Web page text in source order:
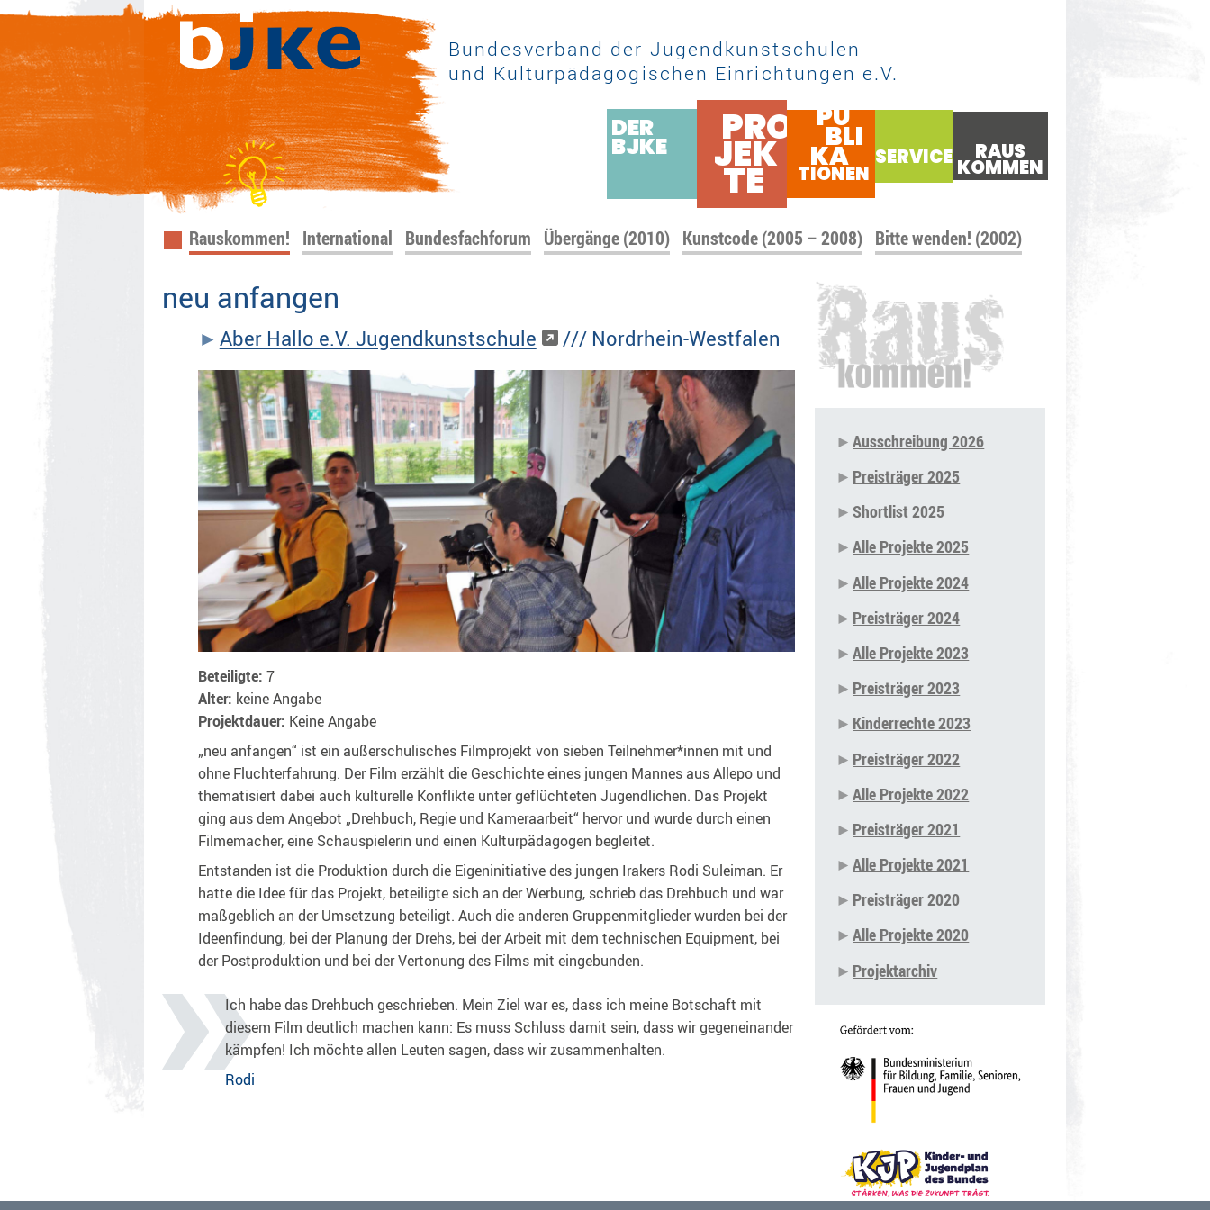
Bundesverband der Jugendkunstschulen
und Kulturpädagogischen Einrichtungen e.V.
DER
BJKE PRO
JEK
TE
PU
BLI
KA
TIONEN
SERVICE RAUS
KOMMEN
Navigation
Rauskommen! International Bundesfachforum Übergänge (2010) Kunstcode (2005 – 2008) Bitte wenden! (2002)
neu anfangen
Aber Hallo e.V. Jugendkunstschule /// Nordrhein-Westfalen
Beteiligte: 7
Alter: keine Angabe
Projektdauer: Keine Angabe
„neu anfangen“ ist ein außerschulisches Filmprojekt von sieben Teilnehmer*innen mit und
ohne Fluchterfahrung. Der Film erzählt die Geschichte eines jungen Mannes aus Allepo und
thematisiert dabei auch kulturelle Konflikte unter geflüchteten Jugendlichen. Das Projekt
ging aus dem Angebot „Drehbuch, Regie und Kameraarbeit“ hervor und wurde durch einen
Filmemacher, eine Schauspielerin und einen Kulturpädagogen begleitet.
Entstanden ist die Produktion durch die Eigeninitiative des jungen Irakers Rodi Suleiman. Er
hatte die Idee für das Projekt, beteiligte sich an der Werbung, schrieb das Drehbuch und war
maßgeblich an der Umsetzung beteiligt. Auch die anderen Gruppenmitglieder wurden bei der
Ideenfindung, bei der Planung der Drehs, bei der Arbeit mit dem technischen Equipment, bei
der Postproduktion und bei der Vertonung des Films mit eingebunden.
Ich habe das Drehbuch geschrieben. Mein Ziel war es, dass ich meine Botschaft mit
diesem Film deutlich machen kann: Es muss Schluss damit sein, dass wir gegeneinander
kämpfen! Ich möchte allen Leuten sagen, dass wir zusammenhalten.
Rodi
überspringen
Ausschreibung 2026
Preisträger 2025
Shortlist 2025
Alle Projekte 2025
Alle Projekte 2024
Preisträger 2024
Alle Projekte 2023
Preisträger 2023
Kinderrechte 2023
Preisträger 2022
Alle Projekte 2022
Preisträger 2021
Alle Projekte 2021
Preisträger 2020
Alle Projekte 2020
Projektarchiv